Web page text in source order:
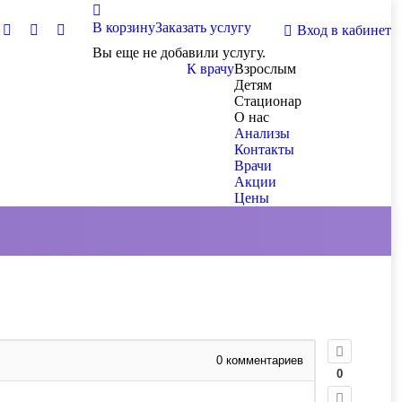
В корзинуЗаказать услугу
Вы еще не добавили услугу.
Вход в кабинет
Взрослым
Детям
Стационар
О нас
Анализы
Контакты
Врачи
Акции
Цены
К врачу
0
0 комментариев